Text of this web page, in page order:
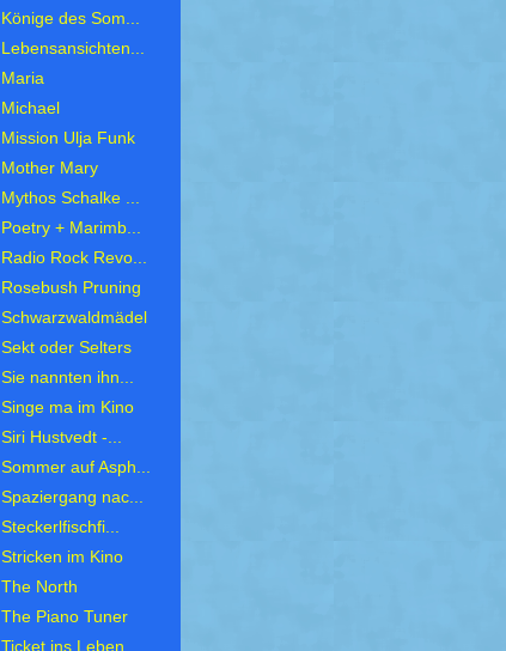
Könige des Som...
Lebensansichten...
Maria
Michael
Mission Ulja Funk
Mother Mary
Mythos Schalke ...
Poetry + Marimb...
Radio Rock Revo...
Rosebush Pruning
Schwarzwaldmädel
Sekt oder Selters
Sie nannten ihn...
Singe ma im Kino
Siri Hustvedt -...
Sommer auf Asph...
Spaziergang nac...
Steckerlfischfi...
Stricken im Kino
The North
The Piano Tuner
Ticket ins Leben